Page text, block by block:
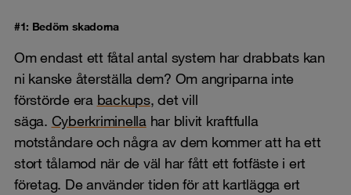
#1: Bedöm skadorna
Om endast ett fåtal antal system har drabbats kan
ni kanske återställa dem? Om angriparna inte
förstörde era backups, det vill
säga. Cyberkriminella har blivit kraftfulla
motståndare och några av dem kommer att ha ett
stort tålamod när de väl har fått ett fotfäste i ert
företag. De använder tiden för att kartlägga ert